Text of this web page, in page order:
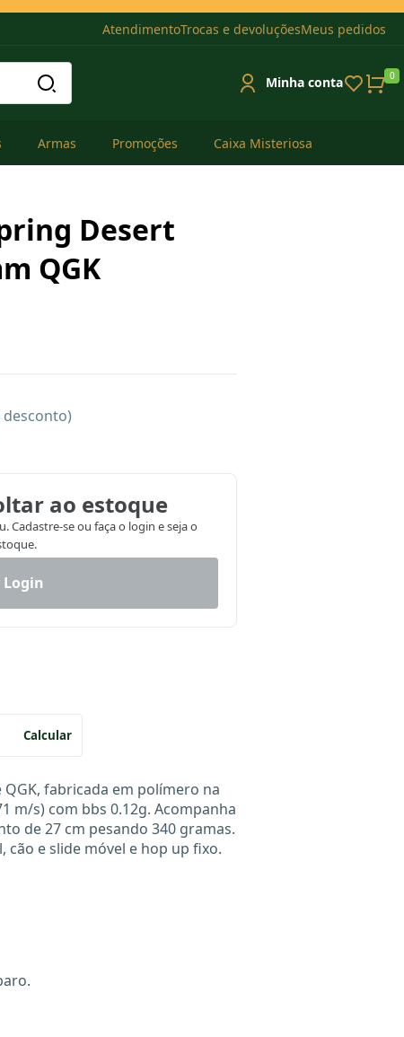
AtendimentoTrocas e devoluçõesMeus pedidos
Minha conta 0
Armas Promoções Caixa Misteriosa
Desert
QGK
desconto)
ao estoque
Cadastre-se ou faça o login e seja o
Login
Calcular
fabricada em polímero na
m/s) com bbs 0.12g. Acompanha
de 27 cm pesando 340 gramas.
cão e slide móvel e hop up fixo.